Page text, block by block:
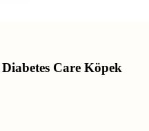
Care Köpek